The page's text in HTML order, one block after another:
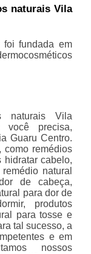
naturais Vila
foi fundada em
naturais Vila
precisa,
Guaru Centro.
como remédios
hidratar cabelo,
natural
de cabeça,
para dor de
produtos
para tosse e
tal sucesso, a
e em
nossos